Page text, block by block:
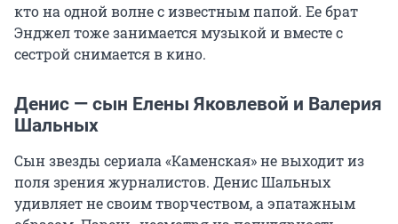
кто на одной волне с известным папой. Ее брат
Энджел тоже занимается музыкой и вместе с
сестрой снимается в кино.
Денис — сын Елены Яковлевой и Валерия
Шальных
Сын звезды сериала «Каменская» не выходит из
поля зрения журналистов. Денис Шальных
удивляет не своим творчеством, а эпатажным